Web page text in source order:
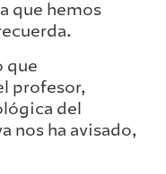
que hemos
que
profesor,
del
nos ha avisado,